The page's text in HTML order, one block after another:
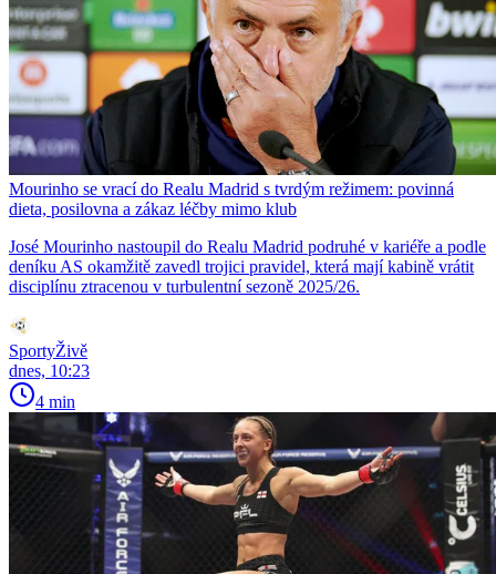
Mourinho se vrací do Realu Madrid s tvrdým režimem: povinná
dieta, posilovna a zákaz léčby mimo klub
José Mourinho nastoupil do Realu Madrid podruhé v kariéře a podle
deníku AS okamžitě zavedl trojici pravidel, která mají kabině vrátit
disciplínu ztracenou v turbulentní sezoně 2025/26.
SportyŽivě
dnes, 10:23
4 min